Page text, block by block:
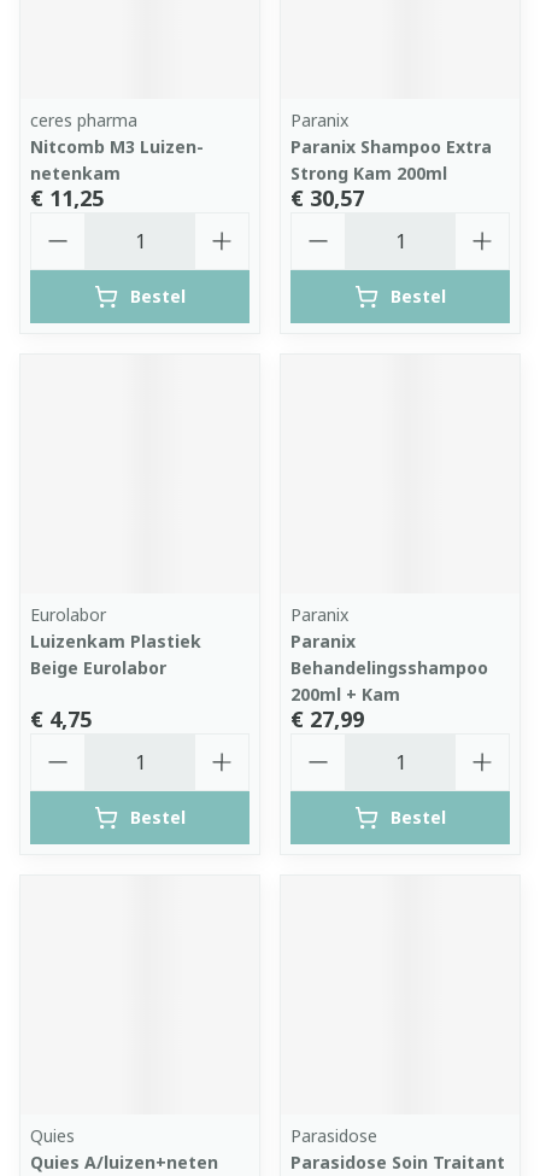
ceres pharma
Nitcomb M3 Luizen-
netenkam
€ 11,25
Bestel
Paranix
Paranix Shampoo Extra
Strong Kam 200ml
€ 30,57
Bestel
Eurolabor
Luizenkam Plastiek
Beige Eurolabor
€ 4,75
Bestel
Paranix
Paranix
Behandelingsshampoo
200ml + Kam
€ 27,99
Bestel
Quies
Quies A/luizen+neten
Parasidose
Parasidose Soin Traitant